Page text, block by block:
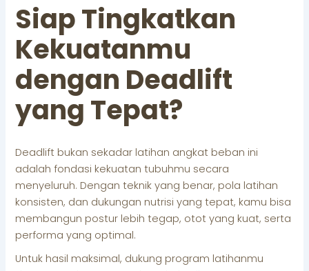
Siap Tingkatkan
Kekuatanmu
dengan Deadlift
yang Tepat?
Deadlift bukan sekadar latihan angkat beban ini
adalah fondasi kekuatan tubuhmu secara
menyeluruh. Dengan teknik yang benar, pola latihan
konsisten, dan dukungan nutrisi yang tepat, kamu bisa
membangun postur lebih tegap, otot yang kuat, serta
performa yang optimal.
Untuk hasil maksimal, dukung program latihanmu